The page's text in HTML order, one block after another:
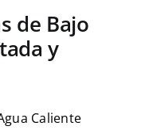
de Bajo
y
Caliente